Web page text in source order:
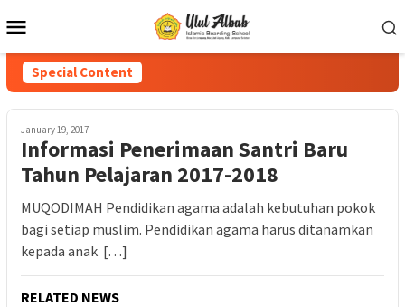
Special Content
January 19, 2017
Informasi Penerimaan Santri Baru
Tahun Pelajaran 2017-2018
MUQODIMAH Pendidikan agama adalah kebutuhan pokok
bagi setiap muslim. Pendidikan agama harus ditanamkan
kepada anak […]
RELATED NEWS